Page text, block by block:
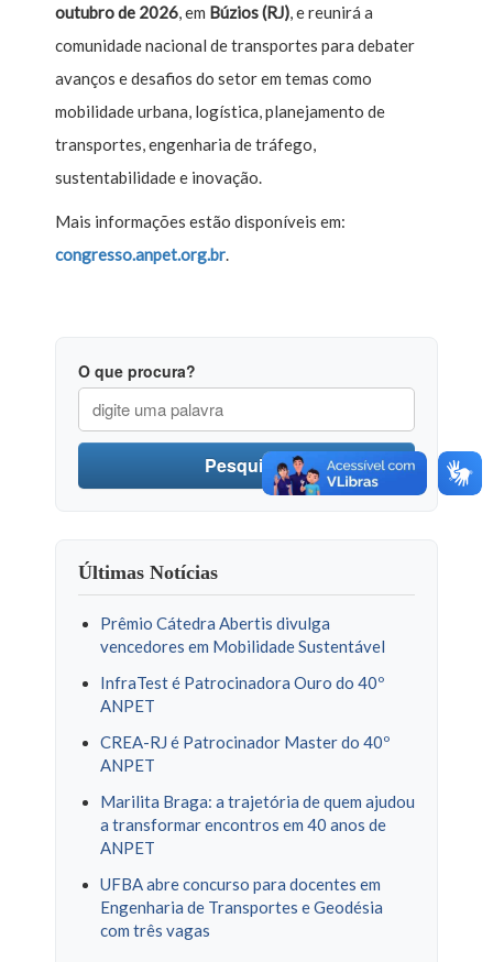
outubro de 2026, em Búzios (RJ), e reunirá a
comunidade nacional de transportes para debater
avanços e desafios do setor em temas como
mobilidade urbana, logística, planejamento de
transportes, engenharia de tráfego,
sustentabilidade e inovação.
Mais informações estão disponíveis em:
congresso.anpet.org.br.
O que procura?
Pesquisar
Últimas Notícias
Prêmio Cátedra Abertis divulga
vencedores em Mobilidade Sustentável
InfraTest é Patrocinadora Ouro do 40º
ANPET
CREA-RJ é Patrocinador Master do 40º
ANPET
Marilita Braga: a trajetória de quem ajudou
a transformar encontros em 40 anos de
ANPET
UFBA abre concurso para docentes em
Engenharia de Transportes e Geodésia
com três vagas